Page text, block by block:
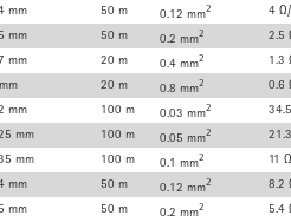
mm 50 m 0.12 mm2 4
mm 50 m 0.2 mm2 2.5
mm 20 m 0.4 mm2 1.3
20 m 0.8 mm2 0.6
mm 100 m 0.03 mm2
mm 100 m 0.05 mm2
mm 100 m 0.1 mm2 11
mm 50 m 0.12 mm2 8.2
mm 50 m 0.2 mm2 5.4